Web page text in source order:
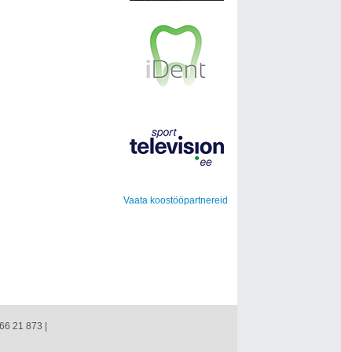
Vaata koostööpartnereid
21 873 |